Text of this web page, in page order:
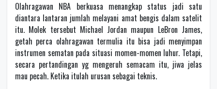
Olahragawan NBA berkuasa menangkap status jadi satu
diantara lantaran jumlah melayani amat bengis dalam satelit
itu. Molek tersebut Michael Jordan maupun LeBron James,
getah perca olahragawan termulia itu bisa jadi menyimpan
instrumen sematan pada situasi momen-momen luhur. Tetapi,
secara pertandingan yg mengeruh semacam itu, jiwa jelas
mau pecah. Ketika itulah urusan sebagai teknis.